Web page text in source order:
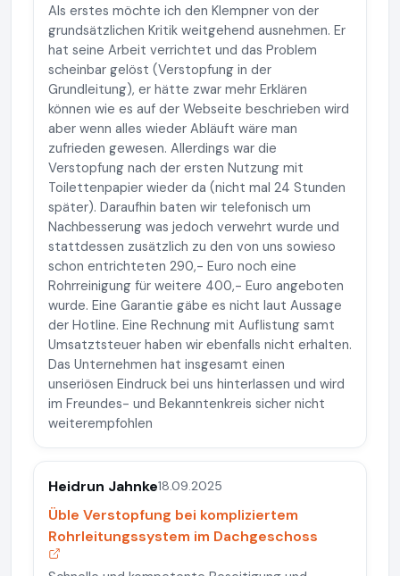
Als erstes möchte ich den Klempner von der
grundsätzlichen Kritik weitgehend ausnehmen. Er
hat seine Arbeit verrichtet und das Problem
scheinbar gelöst (Verstopfung in der
Grundleitung), er hätte zwar mehr Erklären
können wie es auf der Webseite beschrieben wird
aber wenn alles wieder Abläuft wäre man
zufrieden gewesen. Allerdings war die
Verstopfung nach der ersten Nutzung mit
Toilettenpapier wieder da (nicht mal 24 Stunden
später). Daraufhin baten wir telefonisch um
Nachbesserung was jedoch verwehrt wurde und
stattdessen zusätzlich zu den von uns sowieso
schon entrichteten 290,- Euro noch eine
Rohrreinigung für weitere 400,- Euro angeboten
wurde. Eine Garantie gäbe es nicht laut Aussage
der Hotline. Eine Rechnung mit Auflistung samt
Umsatztsteuer haben wir ebenfalls nicht erhalten.
Das Unternehmen hat insgesamt einen
unseriösen Eindruck bei uns hinterlassen und wird
im Freundes- und Bekanntenkreis sicher nicht
weiterempfohlen
Heidrun Jahnke18.09.2025
Üble Verstopfung bei kompliziertem
Rohrleitungssystem im Dachgeschoss